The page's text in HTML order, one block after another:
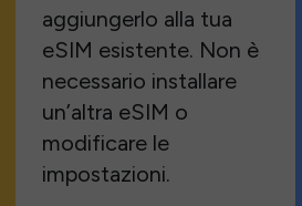
aggiungerlo alla tua
eSIM esistente. Non è
necessario installare
un’altra eSIM o
modificare le
impostazioni.